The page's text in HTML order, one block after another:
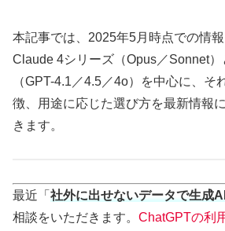
本記事では、2025年5月時点での情報
Claude 4シリーズ（Opus／Sonnet
（GPT-4.1／4.5／4o）を中心に、そ
徴、用途に応じた選び方を最新情報
きます。
最近「 社外に出せないデータで生成
相談をいただきます。 ChatGPTの利